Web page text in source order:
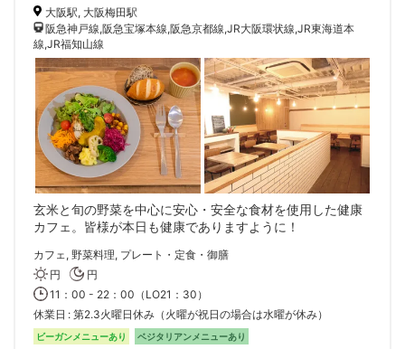
大阪駅, 大阪梅田駅
阪急神戸線,阪急宝塚本線,阪急京都線,JR大阪環状線,JR東海道本
線,JR福知山線
玄米と旬の野菜を中心に安心・安全な食材を使用した健康
カフェ。皆様が本日も健康でありますように！
カフェ, 野菜料理, プレート・定食・御膳
円
円
11：00 - 22：00（LO21：30）
休業日
第2.3火曜日休み（火曜が祝日の場合は水曜が休み）
ビーガンメニューあり ベジタリアンメニューあり